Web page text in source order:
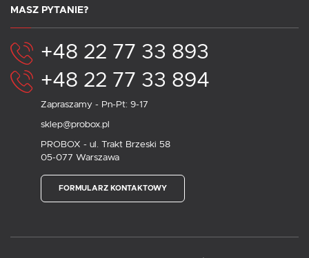
MASZ PYTANIE?
+48 22 77 33 893
+48 22 77 33 894
Zapraszamy - Pn-Pt: 9-17
sklep@probox.pl
PROBOX - ul. Trakt Brzeski 58
05-077 Warszawa
FORMULARZ KONTAKTOWY